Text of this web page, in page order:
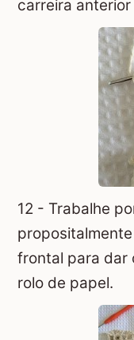
carreira
12 - Trabalhe
frontal para dar
rolo de papel.